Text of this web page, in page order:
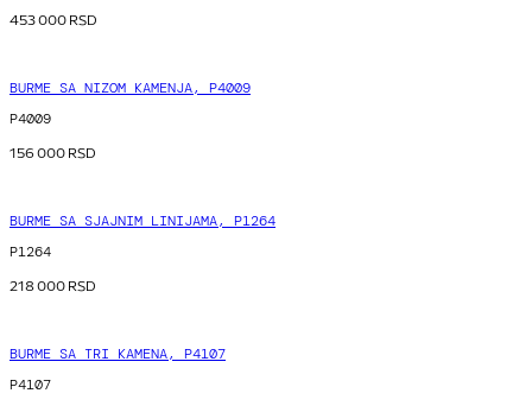
453 000RSD
BURME SA NIZOM KAMENJA, P4009
P4009
156 000RSD
BURME SA SJAJNIM LINIJAMA, P1264
P1264
218 000RSD
BURME SA TRI KAMENA, P4107
P4107